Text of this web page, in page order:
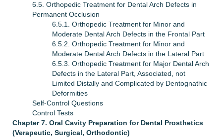
6.5. Orthopedic Treatment for Dental Arch Defects in
Permanent Occlusion
6.5.1. Orthopedic Treatment for Minor and
Moderate Dental Arch Defects in the Frontal Part
6.5.2. Orthopedic Treatment for Minor and
Moderate Dental Arch Defects in the Lateral Part
6.5.3. Orthopedic Treatment for Major Dental Arch
Defects in the Lateral Part, Associated, not
Limited Distally and Complicated by Dentognathic
Deformities
Self-Control Questions
Control Tests
Chapter 7. Oral Cavity Preparation for Dental Prosthetics
(Verapeutic, Surgical, Orthodontic)